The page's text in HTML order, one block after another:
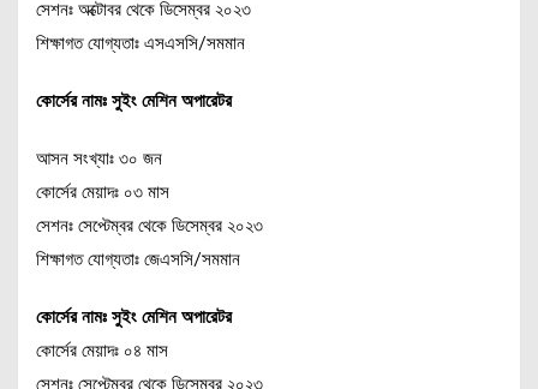
সেশনঃ অক্টোবর থেকে ডিসেম্বর ২০২৩
শিক্ষাগত যোগ্যতাঃ এসএসসি/সমমান
কোর্সের নামঃ সুইং মেশিন অপারেটর
আসন সংখ্যাঃ ৩০ জন
কোর্সের মেয়াদঃ ০৩ মাস
সেশনঃ সেপ্টেম্বর থেকে ডিসেম্বর ২০২৩
শিক্ষাগত যোগ্যতাঃ জেএসসি/সমমান
কোর্সের নামঃ সুইং মেশিন অপারেটর
কোর্সের মেয়াদঃ ০৪ মাস
সেশনঃ সেপ্টেম্বর থেকে ডিসেম্বর ২০২৩